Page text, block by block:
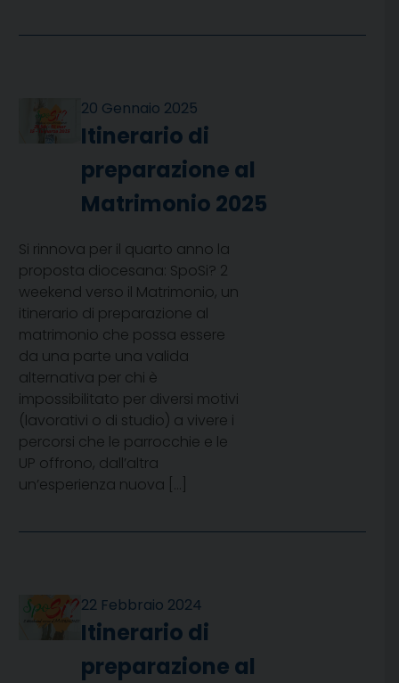
20 Gennaio 2025
Itinerario di
preparazione al
Matrimonio 2025
Si rinnova per il quarto anno la
proposta diocesana: SpoSi? 2
weekend verso il Matrimonio, un
itinerario di preparazione al
matrimonio che possa essere
da una parte una valida
alternativa per chi è
impossibilitato per diversi motivi
(lavorativi o di studio) a vivere i
percorsi che le parrocchie e le
UP offrono, dall’altra
un’esperienza nuova […]
22 Febbraio 2024
Itinerario di
preparazione al